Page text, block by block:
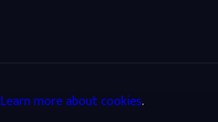
Learn more about cookies.